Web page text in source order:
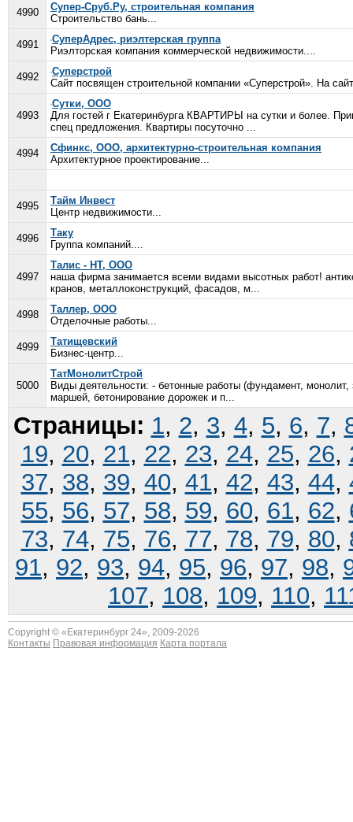
4990
Супер-Сруб.Ру, строительная компания
Строительство бань...
4991
СуперАдрес, риэлтерская группа
Риэлторская компания коммерческой недвижимости....
4992
Суперстрой
Сайт посвящен строительной компании «Суперстрой». На
4993
Сутки, ООО
Для гостей г Екатеринбурга КВАРТИРЫ на сутки и более.
спец предложения. Квартиры посуточно ...
4994
Сфинкс, ООО, архитектурно-строительная компания
Архитектурное проектирование...
4995
Тайм Инвест
Центр недвижимости...
4996
Таку
Группа компаний....
4997
Талис - НТ, ООО
наша фирма занимается всеми видами высотных работ!
кранов, металлоконструкций, фасадов, м...
4998
Таллер, ООО
Отделочные работы...
4999
Татищевский
Бизнес-центр...
5000
ТатМонолитСтрой
Виды деятельности: - бетонные работы (фундамент,
маршей, бетонирование дорожек и п...
Страницы: 1, 2, 3, 4, 5, 6, 7,
19, 20, 21, 22, 23, 24, 25, 26,
37, 38, 39, 40, 41, 42, 43, 44,
55, 56, 57, 58, 59, 60, 61, 62,
73, 74, 75, 76, 77, 78, 79, 80,
91, 92, 93, 94, 95, 96, 97, 98,
107, 108, 109, 110,
Copyright © « Екатеринбург 24», 2009-2026
Контакты Правовая информация Карта портала